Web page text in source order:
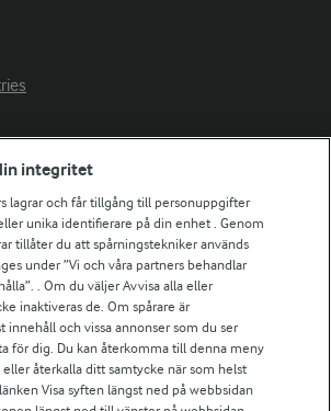
integritet
lagrar och får tillgång till personuppgifter
unika identifierare på din enhet . Genom
tillåter du att spårningstekniker används
under ”Vi och våra partners behandlar
. Om du väljer Avvisa alla eller
inaktiveras de. Om spårare är
innehåll och vissa annonser som du ser
för dig. Du kan återkomma till denna meny
återkalla ditt samtycke när som helst
Visa syften längst ned på webbsidan